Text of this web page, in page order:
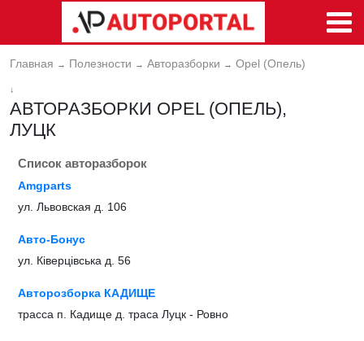
Главная → Полезности → Авторазборки → Opel (Опель)
↓
АВТОРАЗБОРКИ OPEL (ОПЕЛЬ),
ЛУЦК
Список авторазборок
Amgparts
ул. Львовская д. 106
Авто-Бонус
ул. Ківерцівська д. 56
Авторозборка КАДИЩЕ
трасса п. Кадище д. траса Луцк - Ровно